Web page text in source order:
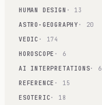
HUMAN DESIGN · 13
ASTRO-GEOGRAPHY · 20
VEDIC · 174
HOROSCOPE · 6
AI INTERPRETATIONS· 6
REFERENCE · 15
ESOTERIC· 18